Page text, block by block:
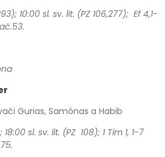
10:00 sl. sv. lit. (PZ 106,277); Ef 4,1-
Gurias, Samónas a Habib
sl. sv. lit. (PZ 108); 1 Tim 1, 1-7